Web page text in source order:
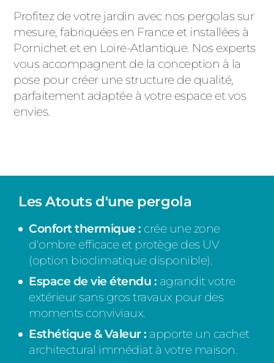
Profitez de votre jardin avec nos pergolas sur
mesure, fabriquées en France et installées à
Pornichet et en Loire-Atlantique. Nos experts
vous accompagnent de la conception à la
pose pour créer une structure de qualité,
parfaitement adaptée à votre espace et vos
envies.
Les Atouts d'une pergola
Confort thermique : crée une zone
d'ombre efficace et protège des UV
(option bioclimatique disponible).
Espace de vie étendu : agrandit votre
extérieur sans gros travaux pour des
moments conviviaux.
Esthétique & Valeur : apporte un cachet
architectural immédiat à votre maison.